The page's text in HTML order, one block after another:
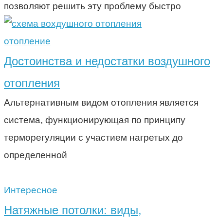
позволяют решить эту проблему быстро
отопление
Достоинства и недостатки воздушного
отопления
Альтернативным видом отопления является
система, функционирующая по принципу
терморегуляции с участием нагретых до
определенной
Интересное
Натяжные потолки: виды,